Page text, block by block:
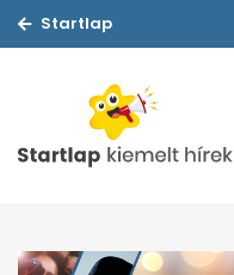
Startlap